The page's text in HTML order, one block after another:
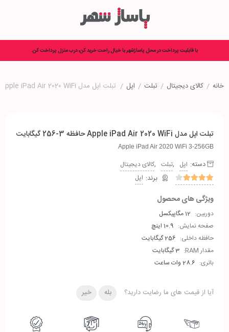
با قابلیت پرداخت در محل پاساژشهر با خیال راحت خرید کن، درب منزل پرداخت کن.
خانه / کالای دیجیتال / تبلت / اپل / تبلت اپل مدل Apple iPad Air 2020 WiFi حافظه 3-256 گیگابایت
تبلت اپل مدل Apple iPad Air 2020 WiFi حافظه 3-256 گیگابایت
Apple iPad Air 2020 WiFi 3-256GB
دسته: اپل ,تبلت ,کالای دیجیتال
اپل
ویژگی های محصول
دوربین:
صفحه نمایش:
حافظه داخلی:
مقدار RAM:
باتری:
آیا از قیمت های ما رضایت دارید؟ بله خیر